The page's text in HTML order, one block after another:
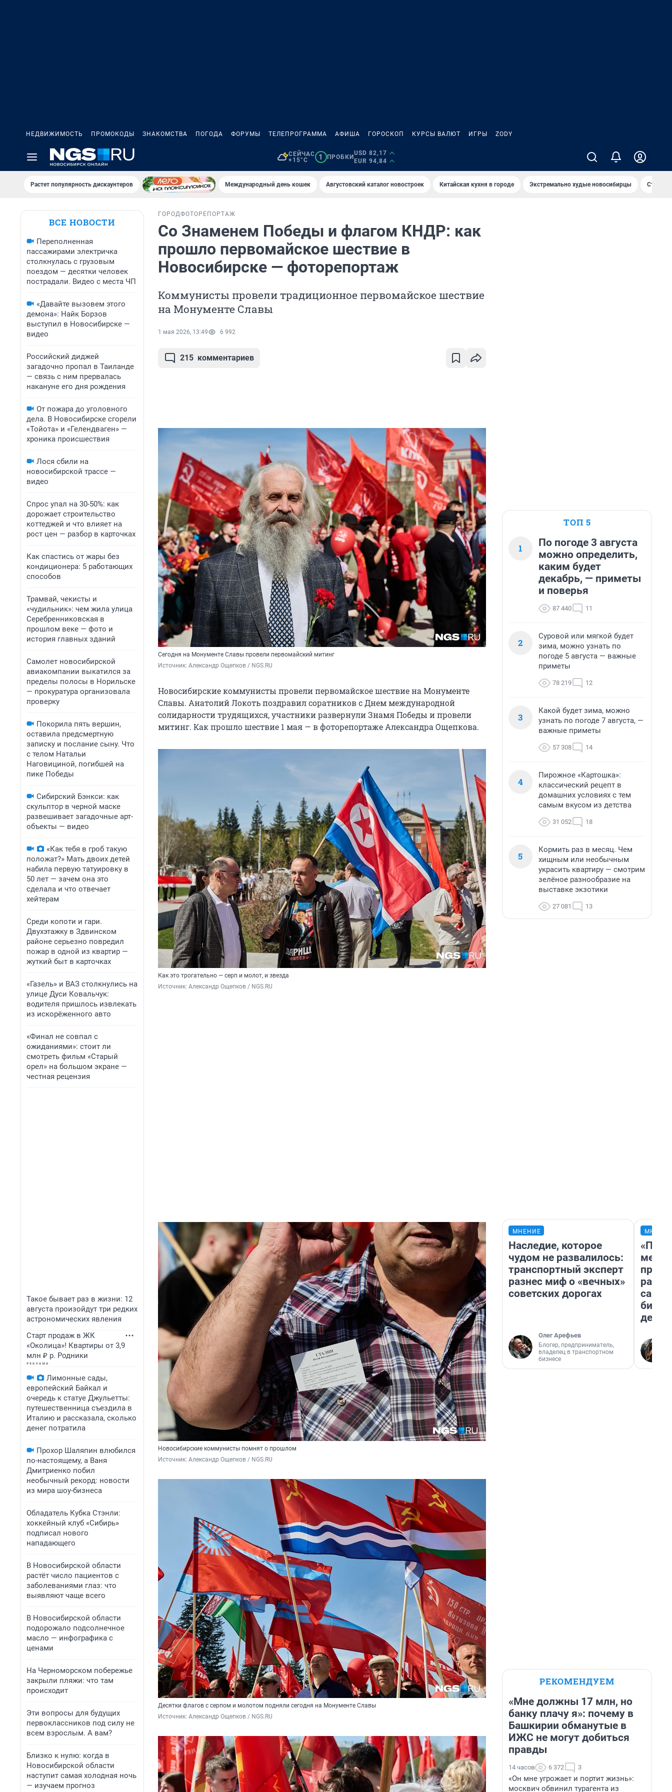
НЕДВИЖИМОСТЬ ПРОМОКОДЫ ЗНАКОМСТВА ПОГОДА ФОРУМЫ ТЕЛЕПРОГРАММА АФИША ГОРОСКОП КУРСЫ ВАЛЮТ ИГРЫ ZODY
СЕЙЧАС
+15°C
1 ПРОБКИ
USD 82,17
EUR 94,84
Растет популярность дискаунтеров Международный день кошек Августовский каталог новостроек Китайская кухня в городе Экстремально худые новосибирцы Старт
ВСЕ НОВОСТИ
Переполненная
пассажирами электричка
столкнулась с грузовым
поездом — десятки человек
пострадали. Видео с места ЧП
«Давайте вызовем этого
демона»: Найк Борзов
выступил в Новосибирске —
видео
Российский диджей
загадочно пропал в Таиланде
— связь с ним прервалась
накануне его дня рождения
От пожара до уголовного
дела. В Новосибирске сгорели
«Тойота» и «Гелендваген» —
хроника происшествия
Лося сбили на
новосибирской трассе —
видео
Спрос упал на 30-50%: как
дорожает строительство
коттеджей и что влияет на
рост цен — разбор в карточках
Как спастись от жары без
кондиционера: 5 работающих
способов
Трамвай, чекисты и
«чудильник»: чем жила улица
Серебренниковская в
прошлом веке — фото и
история главных зданий
Самолет новосибирской
авиакомпании выкатился за
пределы полосы в Норильске
— прокуратура организовала
проверку
Покорила пять вершин,
оставила предсмертную
записку и послание сыну. Что
с телом Натальи
Наговициной, погибшей на
пике Победы
Сибирский Бэнкси: как
скульптор в черной маске
развешивает загадочные арт-
объекты — видео
«Как тебя в гроб такую
положат?» Мать двоих детей
набила первую татуировку в
50 лет — зачем она это
сделала и что отвечает
хейтерам
Среди копоти и гари.
Двухэтажку в Здвинском
районе серьезно повредил
пожар в одной из квартир —
жуткий быт в карточках
«Газель» и ВАЗ столкнулись на
улице Дуси Ковальчук:
водителя пришлось извлекать
из искорёженного авто
«Финал не совпал с
ожиданиями»: стоит ли
смотреть фильм «Старый
орел» на большом экране —
честная рецензия
Такое бывает раз в жизни: 12
августа произойдут три редких
астрономических явления
Старт продаж в ЖК
«Околица»! Квартиры от 3,9
млн ₽ р. Родники
Лимонные сады,
европейский Байкал и
очередь к статуе Джульетты:
путешественница съездила в
Италию и рассказала, сколько
денег потратила
Прохор Шаляпин влюбился
по-настоящему, а Ваня
Дмитриенко побил
необычный рекорд: новости
из мира шоу-бизнеса
Обладатель Кубка Стэнли:
хоккейный клуб «Сибирь»
подписал нового
нападающего
В Новосибирской области
растёт число пациентов с
заболеваниями глаз: что
выявляют чаще всего
В Новосибирской области
подорожало подсолнечное
масло — инфографика с
ценами
На Черноморском побережье
закрыли пляжи: что там
происходит
Эти вопросы для будущих
первоклассников под силу не
всем взрослым. А вам?
Близко к нулю: когда в
Новосибирской области
наступит самая холодная ночь
— изучаем прогноз
ГОРОДФОТОРЕПОРТАЖ
Со Знаменем Победы и флагом КНДР: как
прошло первомайское шествие в
Новосибирске — фоторепортаж
Коммунисты провели традиционное первомайское шествие
на Монументе Славы
1 мая 2026, 13:49 6 992
215 комментариев
Сегодня на Монументе Славы провели первомайский митинг
Источник: Александр Ощепков / NGS.RU
Новосибирские коммунисты провели первомайское шествие на Монументе
Славы. Анатолий Локоть поздравил соратников с Днем международной
солидарности трудящихся, участники развернули Знамя Победы и провели
митинг. Как прошло шествие 1 мая — в фоторепортаже Александра Ощепкова.
Как это трогательно — серп и молот, и звезда
Источник: Александр Ощепков / NGS.RU
Новосибирские коммунисты помнят о прошлом
Источник: Александр Ощепков / NGS.RU
Десятки флагов с серпом и молотом подняли сегодня на Монументе Славы
Источник: Александр Ощепков / NGS.RU
ТОП 5
1
По погоде 3 августа
можно определить,
каким будет
декабрь, — приметы
и поверья
87 440 11
2
Суровой или мягкой будет
зима, можно узнать по
погоде 5 августа — важные
приметы
78 219 12
3
Какой будет зима, можно
узнать по погоде 7 августа, —
важные приметы
57 308 14
4
Пирожное «Картошка»:
классический рецепт в
домашних условиях с тем
самым вкусом из детства
31 052 18
5
Кормить раз в месяц. Чем
хищным или необычным
украсить квартиру — смотрим
зелёное разнообразие на
выставке экзотики
27 081 13
МНЕНИЕ
Наследие, которое
чудом не развалилось:
транспортный эксперт
разнес миф о «вечных»
советских дорогах
Олег Арефьев
Блогер, предприниматель,
владелец в транспортном
бизнесе
РЕКОМЕНДУЕМ
«Мне должны 17 млн, но
банку плачу я»: почему в
Башкирии обманутые в
ИЖС не могут добиться
правды
14 часов 6 372 3
«Он мне угрожает и портит жизнь»:
москвич обвинил турагента из